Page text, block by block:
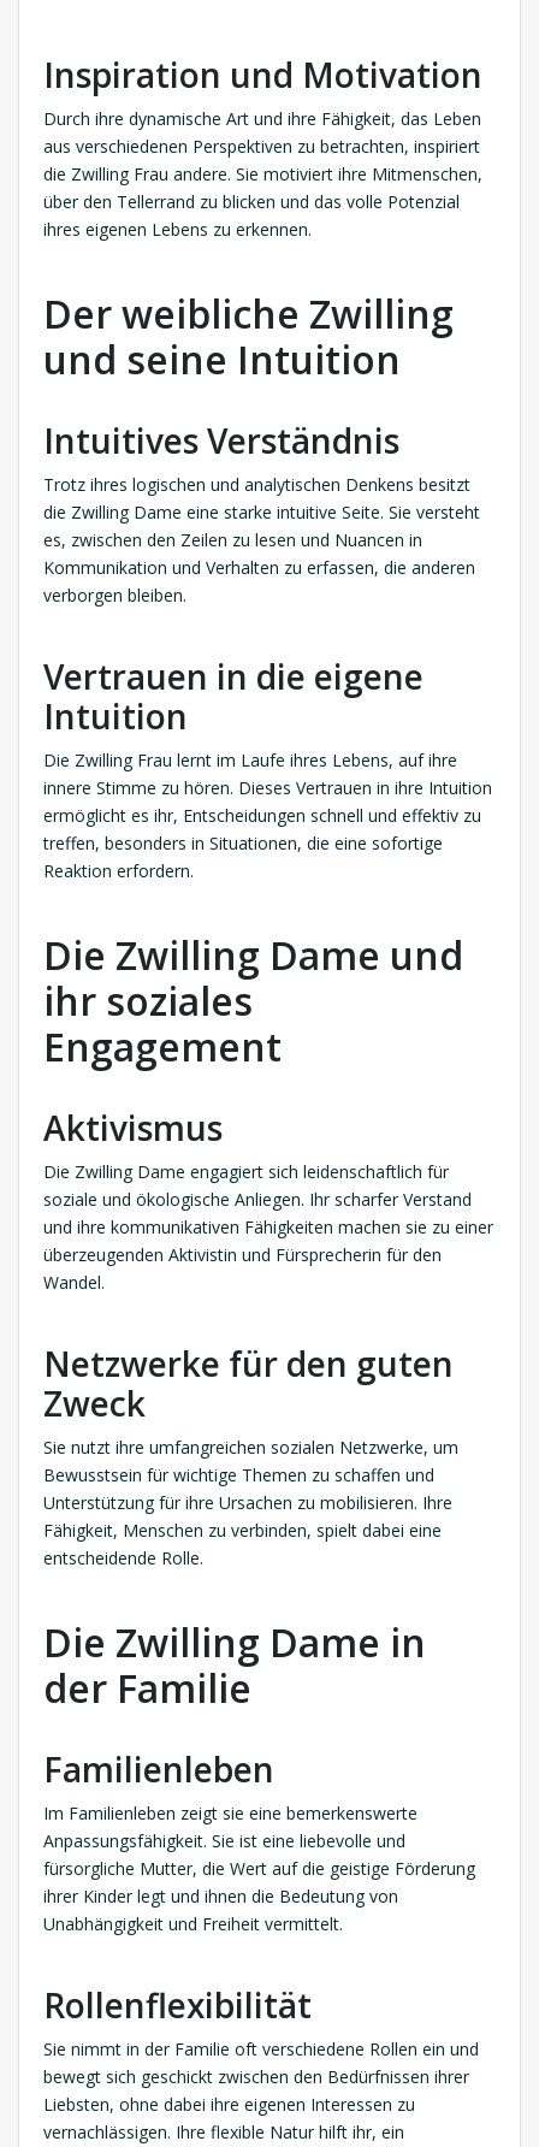
Inspiration und Motivation
Durch ihre dynamische Art und ihre Fähigkeit, das Leben
aus verschiedenen Perspektiven zu betrachten, inspiriert
die Zwilling Frau andere. Sie motiviert ihre Mitmenschen,
über den Tellerrand zu blicken und das volle Potenzial
ihres eigenen Lebens zu erkennen.
Der weibliche Zwilling
und seine Intuition
Intuitives Verständnis
Trotz ihres logischen und analytischen Denkens besitzt
die Zwilling Dame eine starke intuitive Seite. Sie versteht
es, zwischen den Zeilen zu lesen und Nuancen in
Kommunikation und Verhalten zu erfassen, die anderen
verborgen bleiben.
Vertrauen in die eigene
Intuition
Die Zwilling Frau lernt im Laufe ihres Lebens, auf ihre
innere Stimme zu hören. Dieses Vertrauen in ihre Intuition
ermöglicht es ihr, Entscheidungen schnell und effektiv zu
treffen, besonders in Situationen, die eine sofortige
Reaktion erfordern.
Die Zwilling Dame und
ihr soziales
Engagement
Aktivismus
Die Zwilling Dame engagiert sich leidenschaftlich für
soziale und ökologische Anliegen. Ihr scharfer Verstand
und ihre kommunikativen Fähigkeiten machen sie zu einer
überzeugenden Aktivistin und Fürsprecherin für den
Wandel.
Netzwerke für den guten
Zweck
Sie nutzt ihre umfangreichen sozialen Netzwerke, um
Bewusstsein für wichtige Themen zu schaffen und
Unterstützung für ihre Ursachen zu mobilisieren. Ihre
Fähigkeit, Menschen zu verbinden, spielt dabei eine
entscheidende Rolle.
Die Zwilling Dame in
der Familie
Familienleben
Im Familienleben zeigt sie eine bemerkenswerte
Anpassungsfähigkeit. Sie ist eine liebevolle und
fürsorgliche Mutter, die Wert auf die geistige Förderung
ihrer Kinder legt und ihnen die Bedeutung von
Unabhängigkeit und Freiheit vermittelt.
Rollenflexibilität
Sie nimmt in der Familie oft verschiedene Rollen ein und
bewegt sich geschickt zwischen den Bedürfnissen ihrer
Liebsten, ohne dabei ihre eigenen Interessen zu
vernachlässigen. Ihre flexible Natur hilft ihr, ein